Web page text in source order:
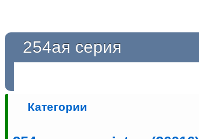
254ая серия
Категории